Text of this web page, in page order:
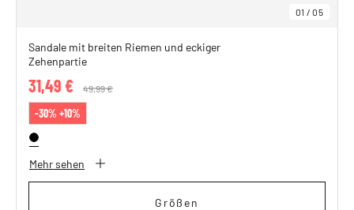
01 /05
Sandale mit breiten Riemen und eckiger
Zehenpartie
Price reduced from
49,99 €
31,49 €
-30% +10%
Mehr sehen
Größen